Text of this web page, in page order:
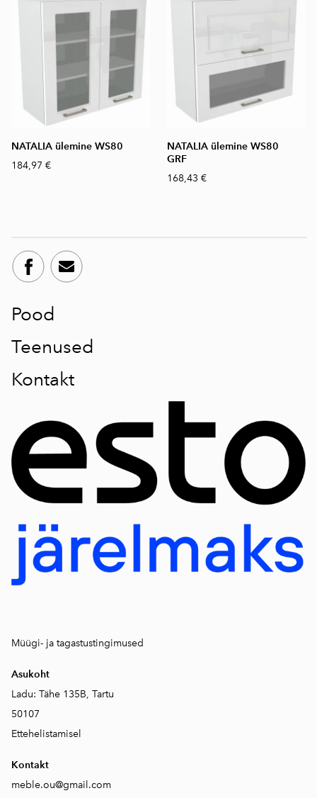
NATALIA ülemine WS80
184,97 €
NATALIA ülemine WS80
GRF
168,43 €
Pood
Teenused
Kontakt
Müügi- ja tagastustingimused
Asukoht
Ladu: Tähe 135B, Tartu
50107
Ettehelistamisel
Kontakt
meble.ou@gmail.com